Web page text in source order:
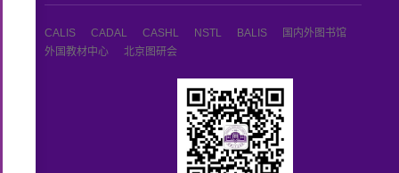
CALIS CADAL CASHL NSTL BALIS
国内外图书馆
外国教材中心
北京图研会